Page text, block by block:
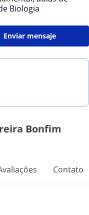
Biologia
Enviar mensaje
Bonfim
Contato